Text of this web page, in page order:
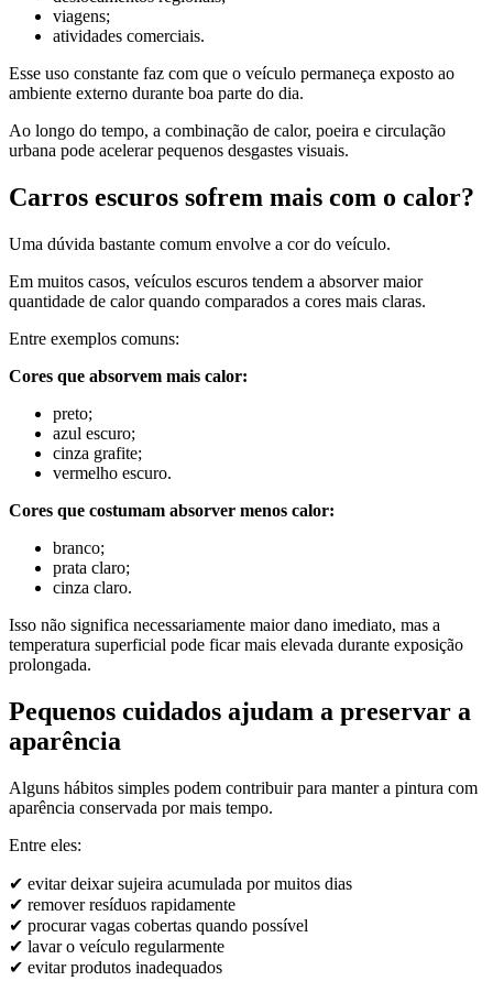
viagens;
atividades comerciais.
Esse uso constante faz com que o veículo permaneça exposto ao
ambiente externo durante boa parte do dia.
Ao longo do tempo, a combinação de calor, poeira e circulação
urbana pode acelerar pequenos desgastes visuais.
Carros escuros sofrem mais com o calor?
Uma dúvida bastante comum envolve a cor do veículo.
Em muitos casos, veículos escuros tendem a absorver maior
quantidade de calor quando comparados a cores mais claras.
Entre exemplos comuns:
Cores que absorvem mais calor:
preto;
azul escuro;
cinza grafite;
vermelho escuro.
Cores que costumam absorver menos calor:
branco;
prata claro;
cinza claro.
Isso não significa necessariamente maior dano imediato, mas a
temperatura superficial pode ficar mais elevada durante exposição
prolongada.
Pequenos cuidados ajudam a preservar a
aparência
Alguns hábitos simples podem contribuir para manter a pintura com
aparência conservada por mais tempo.
Entre eles:
✔ evitar deixar sujeira acumulada por muitos dias
✔ remover resíduos rapidamente
✔ procurar vagas cobertas quando possível
✔ lavar o veículo regularmente
✔ evitar produtos inadequados